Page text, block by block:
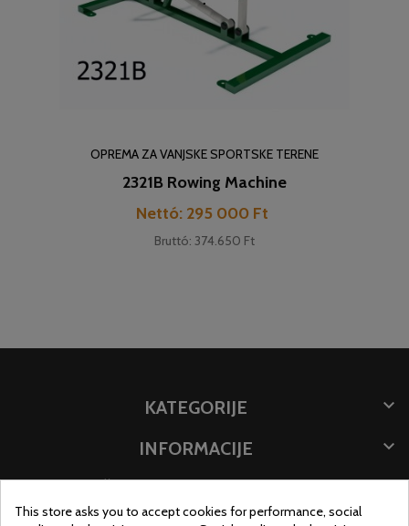
OPREMA ZA VANJSKE SPORTSKE TERENE
2321B Rowing Machine
Cena
Nettó: 295 000 Ft
Bruttó: 374.650 Ft
KATEGORIJE

INFORMACIJE


This store asks you to accept cookies for performance, social